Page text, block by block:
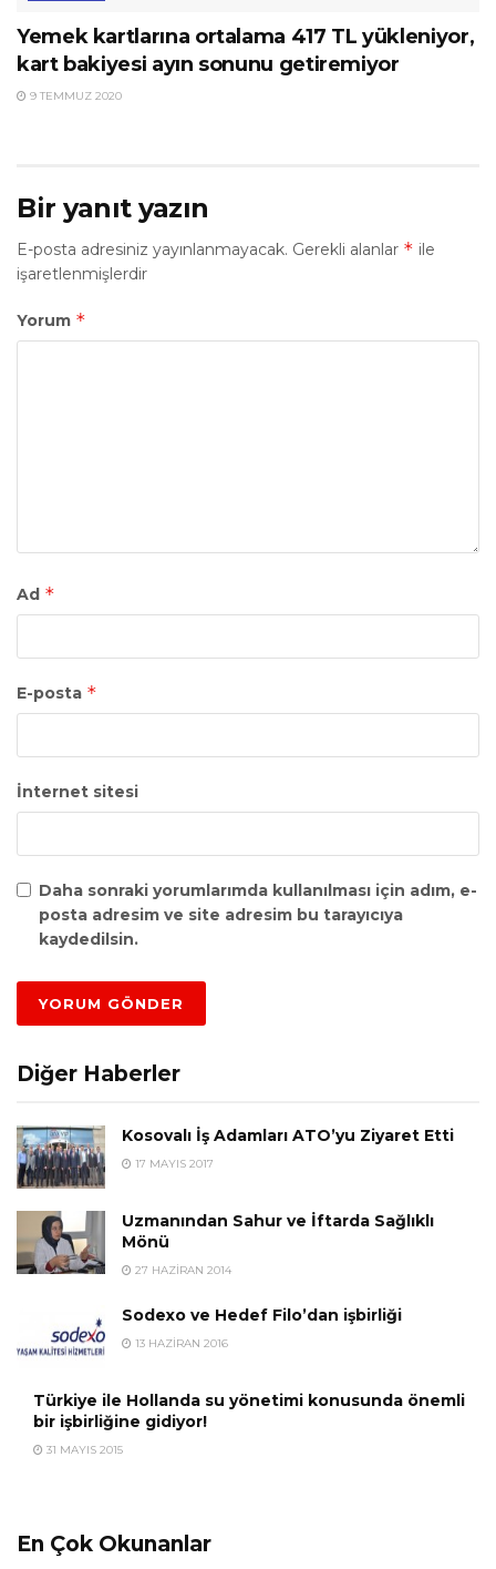
Yemek kartlarına ortalama 417 TL yükleniyor,
kart bakiyesi ayın sonunu getiremiyor
9 TEMMUZ 2020
Bir yanıt yazın
E-posta adresiniz yayınlanmayacak. Gerekli alanlar * ile
işaretlenmişlerdir
Yorum *
Ad *
E-posta *
İnternet sitesi
Daha sonraki yorumlarımda kullanılması için adım, e-
posta adresim ve site adresim bu tarayıcıya
kaydedilsin.
Diğer Haberler
Kosovalı İş Adamları ATO’yu Ziyaret Etti
17 MAYIS 2017
Uzmanından Sahur ve İftarda Sağlıklı
Mönü
27 HAZIRAN 2014
Sodexo ve Hedef Filo’dan işbirliği
13 HAZIRAN 2016
Türkiye ile Hollanda su yönetimi konusunda önemli
bir işbirliğine gidiyor!
31 MAYIS 2015
En Çok Okunanlar